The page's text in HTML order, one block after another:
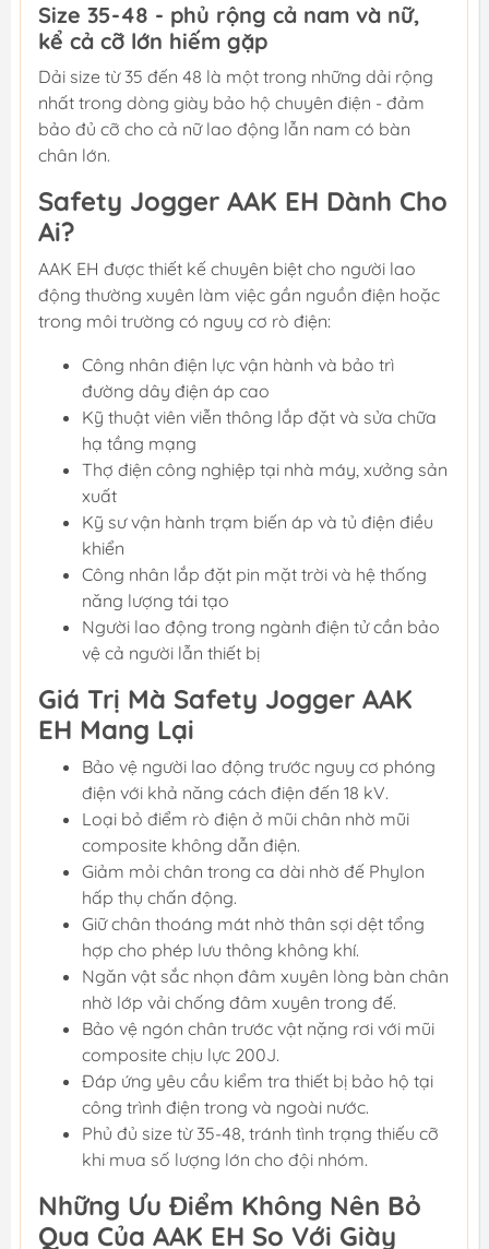
Size 35-48 - phủ rộng cả nam và nữ,
kể cả cỡ lớn hiếm gặp
Dải size từ 35 đến 48 là một trong những dải rộng
nhất trong dòng giày bảo hộ chuyên điện - đảm
bảo đủ cỡ cho cả nữ lao động lẫn nam có bàn
chân lớn.
Safety Jogger AAK EH Dành Cho
Ai?
AAK EH được thiết kế chuyên biệt cho người lao
động thường xuyên làm việc gần nguồn điện hoặc
trong môi trường có nguy cơ rò điện:
Công nhân điện lực vận hành và bảo trì
đường dây điện áp cao
Kỹ thuật viên viễn thông lắp đặt và sửa chữa
hạ tầng mạng
Thợ điện công nghiệp tại nhà máy, xưởng sản
xuất
Kỹ sư vận hành trạm biến áp và tủ điện điều
khiển
Công nhân lắp đặt pin mặt trời và hệ thống
năng lượng tái tạo
Người lao động trong ngành điện tử cần bảo
vệ cả người lẫn thiết bị
Giá Trị Mà Safety Jogger AAK
EH Mang Lại
Bảo vệ người lao động trước nguy cơ phóng
điện với khả năng cách điện đến 18 kV.
Loại bỏ điểm rò điện ở mũi chân nhờ mũi
composite không dẫn điện.
Giảm mỏi chân trong ca dài nhờ đế Phylon
hấp thụ chấn động.
Giữ chân thoáng mát nhờ thân sợi dệt tổng
hợp cho phép lưu thông không khí.
Ngăn vật sắc nhọn đâm xuyên lòng bàn chân
nhờ lớp vải chống đâm xuyên trong đế.
Bảo vệ ngón chân trước vật nặng rơi với mũi
composite chịu lực 200J.
Đáp ứng yêu cầu kiểm tra thiết bị bảo hộ tại
công trình điện trong và ngoài nước.
Phủ đủ size từ 35-48, tránh tình trạng thiếu cỡ
khi mua số lượng lớn cho đội nhóm.
Những Ưu Điểm Không Nên Bỏ
Qua Của AAK EH So Với Giày